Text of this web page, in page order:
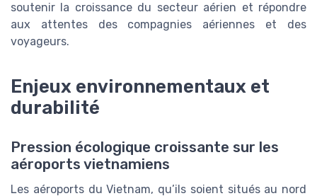
soutenir la croissance du secteur aérien et répondre
aux attentes des compagnies aériennes et des
voyageurs.
Enjeux environnementaux et
durabilité
Pression écologique croissante sur les
aéroports vietnamiens
Les aéroports du Vietnam, qu’ils soient situés au nord